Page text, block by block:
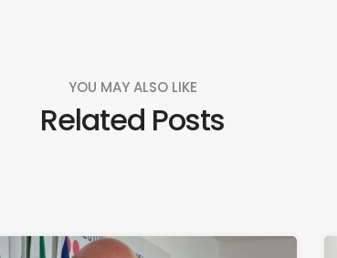
YOU MAY ALSO LIKE
Related Posts